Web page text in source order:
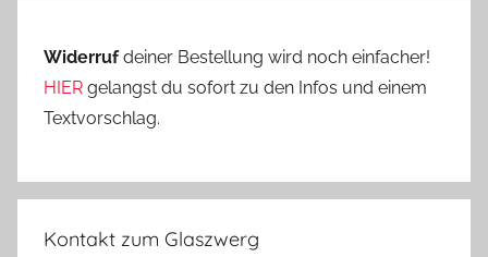
Widerrufdeiner Bestellung wird noch einfacher!
HIER gelangst du sofort zu den Infos und einem
Textvorschlag.
Kontakt zum Glaszwerg